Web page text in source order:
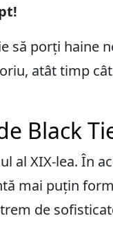
să porți haine
atât timp
Black
al XIX-lea. În
mai puțin
de